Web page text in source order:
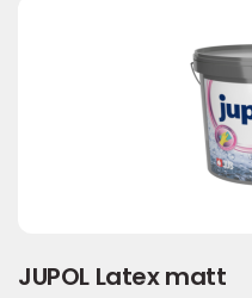
JUPOL Latex matt